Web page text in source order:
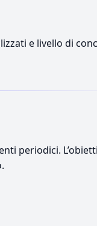
e livello di
periodici.